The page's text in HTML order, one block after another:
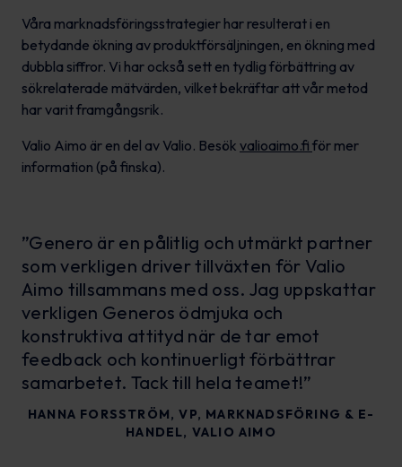
Våra marknadsföringsstrategier har resulterat i en
betydande ökning av produktförsäljningen, en ökning med
dubbla siffror. Vi har också sett en tydlig förbättring av
sökrelaterade mätvärden, vilket bekräftar att vår metod
har varit framgångsrik.
Valio Aimo är en del av Valio. Besök valioaimo.fi för mer
information (på finska).
”Genero är en pålitlig och utmärkt partner
som verkligen driver tillväxten för Valio
Aimo tillsammans med oss. Jag uppskattar
verkligen Generos ödmjuka och
konstruktiva attityd när de tar emot
feedback och kontinuerligt förbättrar
samarbetet. Tack till hela teamet!”
HANNA FORSSTRÖM, VP, MARKNADSFÖRING & E-
HANDEL, VALIO AIMO